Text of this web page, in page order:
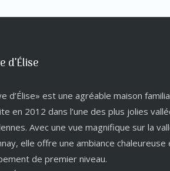
d’Élise
d’Élise» est une agréable maison
en 2012 dans l’une des plus jolies
Avec une vue magnifique sur la
elle offre une ambiance chaleureuse
de premier niveau.